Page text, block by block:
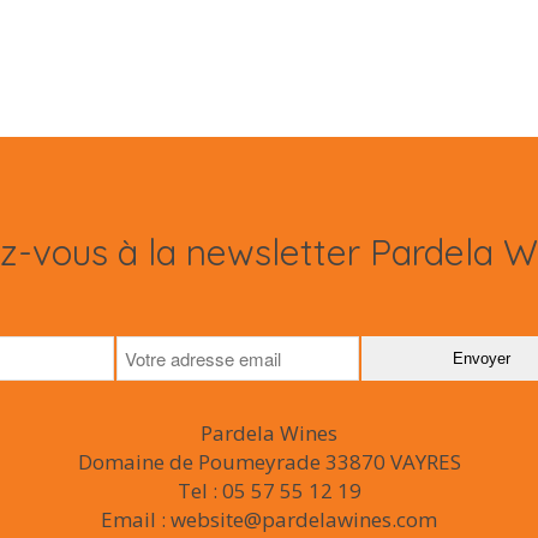
vous à la newsletter Pardela
Pardela Wines
Domaine de Poumeyrade 33870 VAYRES
Tel : 05 57 55 12 19
Email : website@pardelawines.com